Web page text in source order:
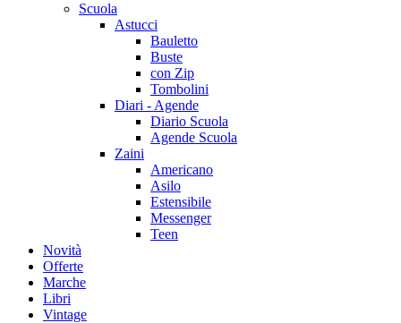
Scuola
Astucci
Bauletto
Buste
con Zip
Tombolini
Diari - Agende
Diario Scuola
Agende Scuola
Zaini
Americano
Asilo
Estensibile
Messenger
Teen
Novità
Offerte
Marche
Libri
Vintage